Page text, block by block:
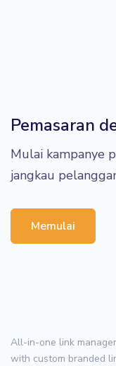
Pemasaran
Mulai kampanye
jangkau
Memulai
All-in-one link
with custom branded